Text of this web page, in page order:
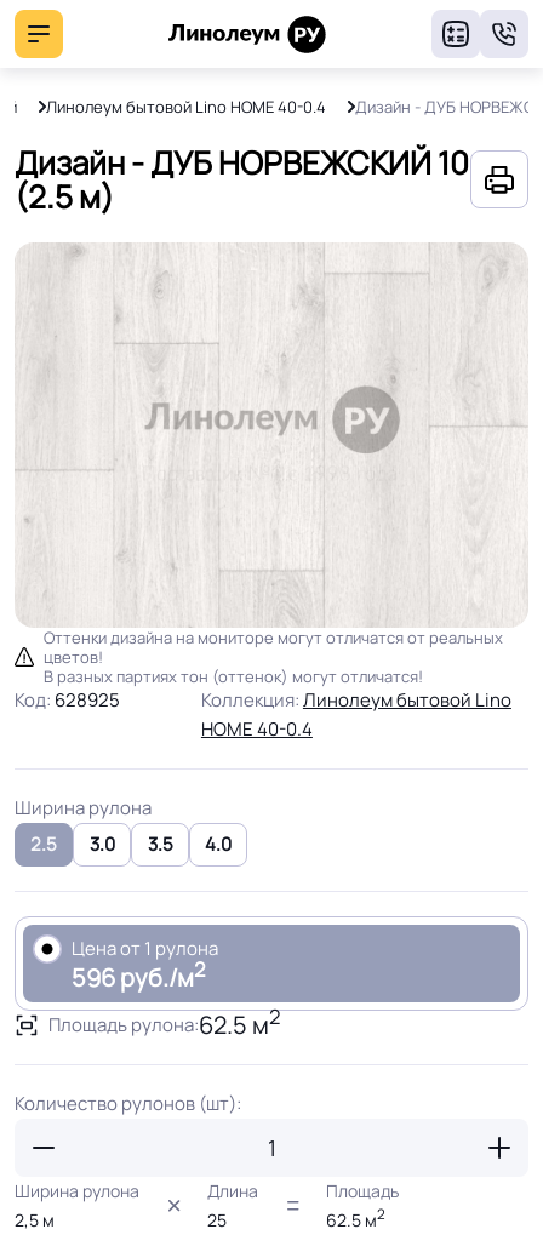
Линолеум бытовой Lino HOME 40-0.4 Дизайн - ДУБ
Дизайн - ДУБ НОРВЕЖСКИЙ 10
(2.5 м)
Оттенки дизайна на мониторе могут отличатся от реальных
цветов!
В разных партиях тон (оттенок) могут отличатся!
Код: 628925 Коллекция:Линолеум бытовой Lino
HOME 40-0.4
Ширина рулона
2.5
3.0 3.5 4.0
Цена от 1 рулона
596 руб./м2
Площадь рулона:62.5 м2
Количество рулонов (шт):
Ширина рулона
2,5 м
Длина
25
Площадь
62.5 м2